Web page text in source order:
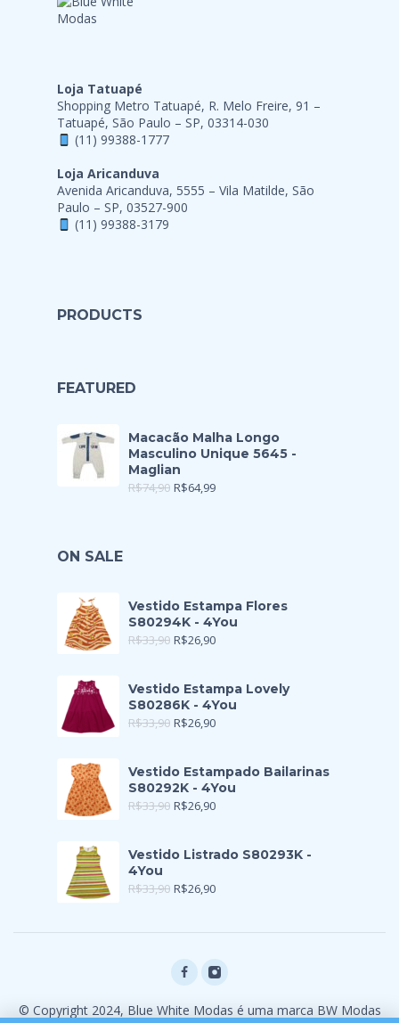
Loja Tatuapé
Shopping Metro Tatuapé, R. Melo Freire, 91 –
Tatuapé, São Paulo – SP, 03314-030
(11) 99388-1777
Loja Aricanduva
Avenida Aricanduva, 5555 – Vila Matilde, São
Paulo – SP, 03527-900
(11) 99388-3179
PRODUCTS
FEATURED
Macacão Malha Longo
Masculino Unique 5645 -
Maglian
R$74,90 R$64,99
ON SALE
Vestido Estampa Flores
S80294K - 4You
R$33,90 R$26,90
Vestido Estampa Lovely
S80286K - 4You
R$33,90 R$26,90
Vestido Estampado Bailarinas
S80292K - 4You
R$33,90 R$26,90
Vestido Listrado S80293K -
4You
R$33,90 R$26,90
© Copyright 2024, Blue White Modas é uma marca BW Modas